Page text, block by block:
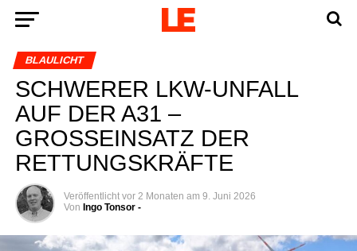
BLAULICHT
SCHWERER LKW-UNFALL
AUF DER A31 –
GROSSEINSATZ DER
RETTUNGSKRÄFTE
Veröffentlicht vor 2 Monaten am 9. Juni 2026
Von Ingo Tonsor -